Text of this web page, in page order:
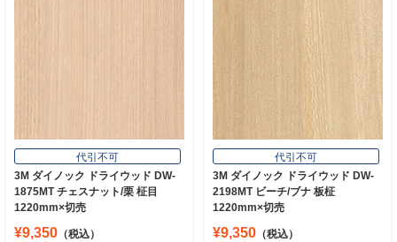
代引不可
3M ダイノック ドライウッド DW-
1875MT チェスナット/栗 柾目
1220mm×切売
¥9,350 （税込）
代引不可
3M ダイノック ドライウッド DW-
2198MT ビーチ/ブナ 板柾
1220mm×切売
¥9,350 （税込）